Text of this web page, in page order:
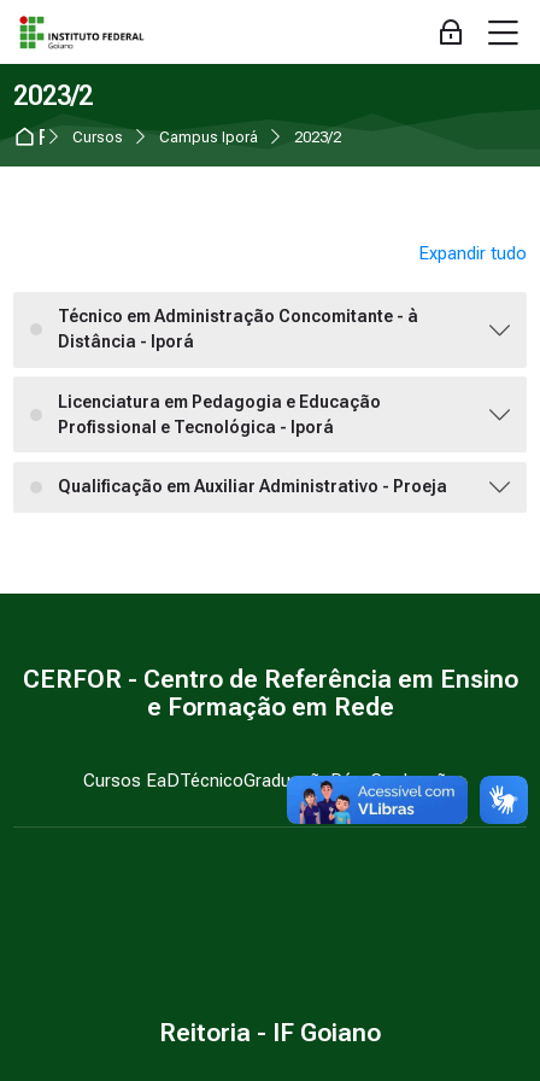
Skip to navigation
Skip to login form
Ir para o conteúdo principal
Skip to accessibility options
Skip to footer
Skip accessibility options
Acessar
2023/2
Página inicial
Cursos Campus Iporá 2023/2
Expandir tudo
Técnico em Administração Concomitante - à
Distância - Iporá
Licenciatura em Pedagogia e Educação
Profissional e Tecnológica - Iporá
Qualificação em Auxiliar Administrativo - Proeja
CERFOR - Centro de Referência em Ensino
e Formação em Rede
Cursos EaDTécnicoGraduaçãoPós-Graduação
Reitoria - IF Goiano